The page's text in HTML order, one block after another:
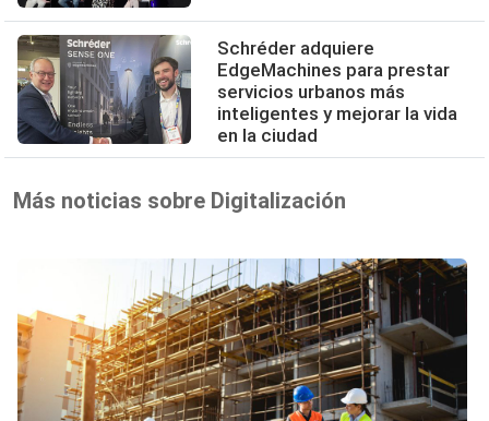
Schréder adquiere
EdgeMachines para prestar
servicios urbanos más
inteligentes y mejorar la vida
en la ciudad
Más noticias sobre Digitalización